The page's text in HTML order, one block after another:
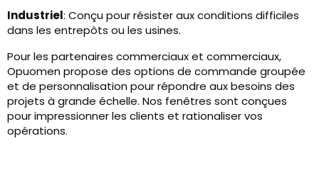
Industriel: Conçu pour résister aux conditions difficiles
dans les entrepôts ou les usines.
Pour les partenaires commerciaux et commerciaux,
Opuomen propose des options de commande groupée
et de personnalisation pour répondre aux besoins des
projets à grande échelle. Nos fenêtres sont conçues
pour impressionner les clients et rationaliser vos
opérations.